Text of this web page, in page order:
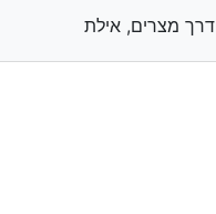
דרך מצרים, אילת